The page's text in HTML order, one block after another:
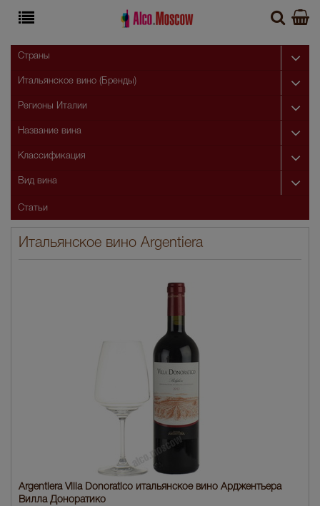
Итальянское вино Argentiera
Argentiera Villa Donoratico итальянское вино Арджентьера
Вилла Доноратико
Страны
Итальянское вино (Бренды)
Регионы Италии
Название вина
Классификация
Вид вина
Статьи